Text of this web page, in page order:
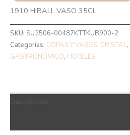
1910 HIBALL VASO 35CL
SKU: SU2506-00487KTTKUB900-2
Categorías: COPAS Y VASOS, CRISTAL,
GASTRONÓMICO, HOTELES